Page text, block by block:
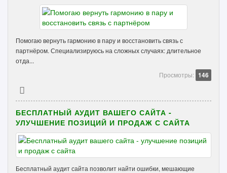
Помогаю вернуть гармонию в пару и восстановить связь с
партнёром. Специализируюсь на сложных случаях: длительное
отда...
Просмотры: 146
БЕСПЛАТНЫЙ АУДИТ ВАШЕГО САЙТА -
УЛУЧШЕНИЕ ПОЗИЦИЙ И ПРОДАЖ С САЙТА
Бесплатный аудит сайта позволит найти ошибки, мешающие